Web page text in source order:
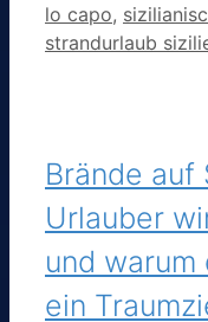
lo capo,
strandurlaub
Brände auf
Urlauber
und
ein